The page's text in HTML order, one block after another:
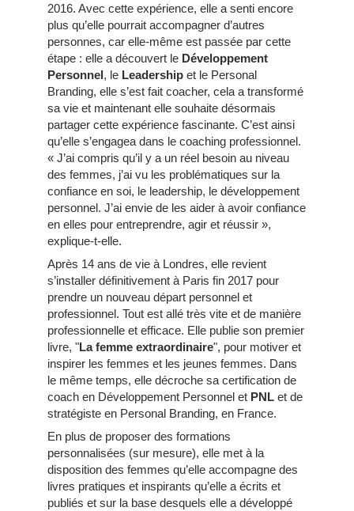
2016. Avec cette expérience, elle a senti encore
plus qu’elle pourrait accompagner d’autres
personnes, car elle-même est passée par cette
étape : elle a découvert le Développement
Personnel, le Leadership et le Personal
Branding, elle s’est fait coacher, cela a transformé
sa vie et maintenant elle souhaite désormais
partager cette expérience fascinante. C’est ainsi
qu’elle s’engagea dans le coaching professionnel.
« J’ai compris qu’il y a un réel besoin au niveau
des femmes, j’ai vu les problématiques sur la
confiance en soi, le leadership, le développement
personnel. J’ai envie de les aider à avoir confiance
en elles pour entreprendre, agir et réussir »,
explique-t-elle.
Après 14 ans de vie à Londres, elle revient
s’installer définitivement à Paris fin 2017 pour
prendre un nouveau départ personnel et
professionnel. Tout est allé très vite et de manière
professionnelle et efficace. Elle publie son premier
livre, "La femme extraordinaire", pour motiver et
inspirer les femmes et les jeunes femmes. Dans
le même temps, elle décroche sa certification de
coach en Développement Personnel et PNL et de
stratégiste en Personal Branding, en France.
En plus de proposer des formations
personnalisées (sur mesure), elle met à la
disposition des femmes qu’elle accompagne des
livres pratiques et inspirants qu’elle a écrits et
publiés et sur la base desquels elle a développé